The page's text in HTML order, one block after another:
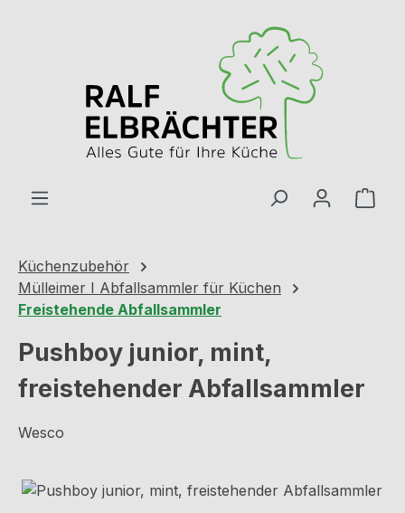
Küchenzubehör
Mülleimer I Abfallsammler für Küchen
Freistehende Abfallsammler
Pushboy junior, mint,
freistehender Abfallsammler
Wesco
Bildergalerie überspringen